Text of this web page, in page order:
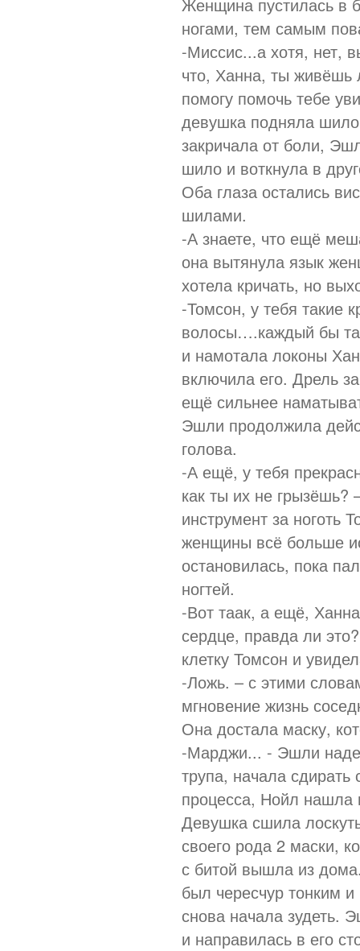
ногами, тем самым
-Миссис...а хотя, нет,
что, Ханна, ты
помогу помочь тебе
девушка подняла
закричала от боли,
шило и воткнула в
Оба глаза остались
шилами.
-А знаете, что ещё
она вытянула язык
хотела кричать, но
-Томсон, у тебя такие
волосы….каждый бы
и намотала локоны
включила его. Дрель
ещё сильнее
Эшли продолжила
голова.
-А ещё, у тебя
как ты их не грызёшь?
инструмент за ноготь
женщины всё больше
остановилась, пока
ногтей.
-Вот таак, а ещё,
сердце, правда ли
клетку Томсон и
-Ложь. – с этими
мгновение жизнь
Она достала маску,
-Марджи... - Эшли
трупа, начала сдирать
процесса, Нойл нашла
Девушка сшила
своего рода 2 маски,
с битой вышла из
был чересчур тонким
снова начала зудеть.
и направилась в его